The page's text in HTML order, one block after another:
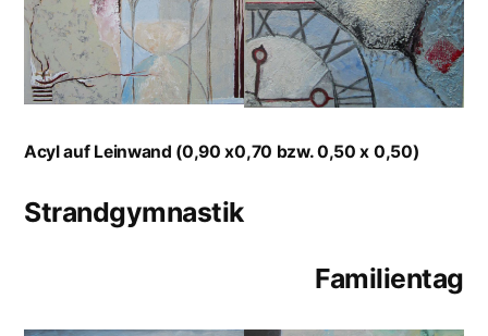
Acyl auf Leinwand (0,90 x0,70 bzw. 0,50 x 0,50)
Strandgymnastik
Familientag